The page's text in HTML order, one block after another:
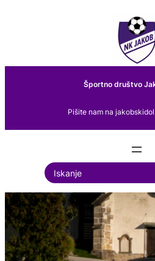
Športno društvo
Pišite nam na
S
e
a
r
c